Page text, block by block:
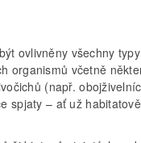
ovlivněny všechny
organismů včetně
(např.
spjaty – ať už